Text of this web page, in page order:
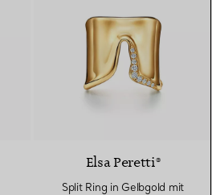
Elsa Peretti®
Split Ring in Gelbgold mit